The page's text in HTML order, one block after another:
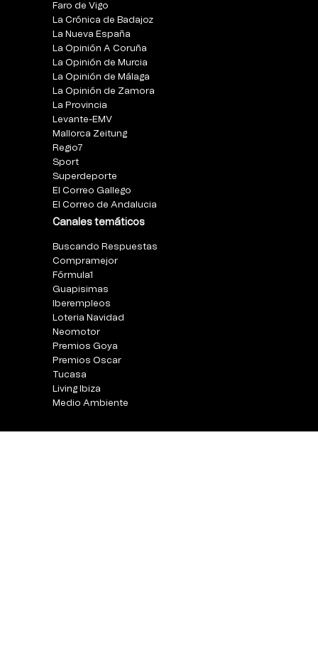
Faro de Vigo
La Crónica de Badajoz
La Nueva España
La Opinión A Coruña
La Opinión de Murcia
La Opinión de Málaga
La Opinión de Zamora
La Provincia
Levante-EMV
Mallorca Zeitung
Regio7
Sport
Superdeporte
El Correo Gallego
El Correo de Andalucia
Canales temáticos
Buscando Respuestas
Compramejor
Fórmula1
Guapisimas
Iberempleos
Loteria Navidad
Neomotor
Premios Goya
Premios Oscar
Tucasa
Living Ibiza
Medio Ambiente